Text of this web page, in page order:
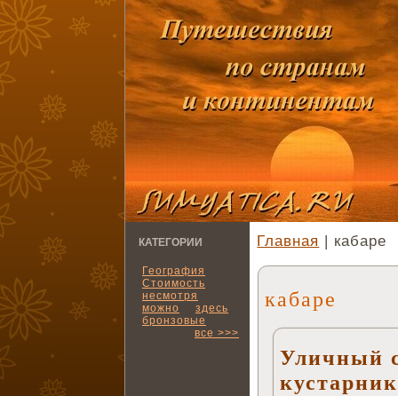
КАТЕГОРИИ
География
Стоимость
несмотря
можно
здесь
бронзовые
все >>>
Главная | кабаре
кабаре
Уличный
кустарник